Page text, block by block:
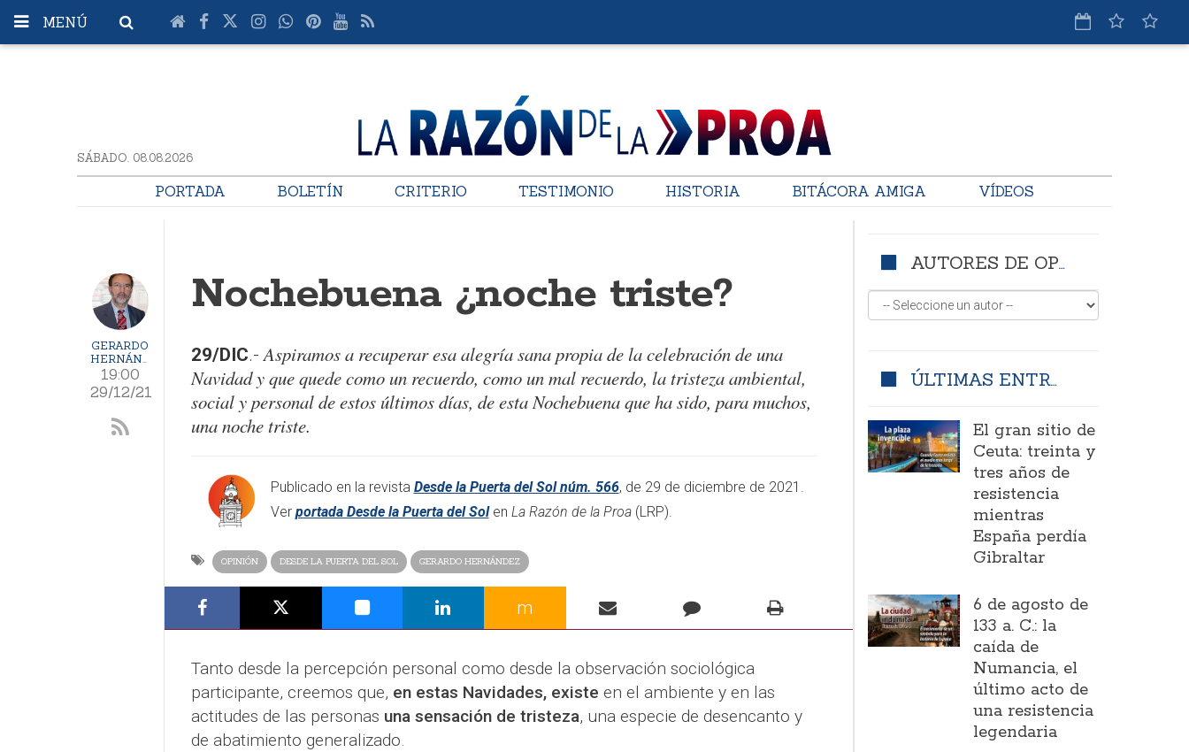
MENÚ
SÁBADO. 08.08.2026
PORTADA BOLETÍN CRITERIO TESTIMONIO HISTORIA BITÁCORA AMIGA VÍDEOS
GERARDO
HERNÁNDEZ
19:00
29/12/21
Nochebuena ¿noche triste?
29/DIC.-Aspiramos a recuperar esa alegría sana propia de la celebración de una
Navidad y que quede como un recuerdo, como un mal recuerdo, la tristeza ambiental,
social y personal de estos últimos días, de esta Nochebuena que ha sido, para muchos,
una noche triste.
Publicado en la revista Desde la Puerta del Sol núm. 566, de 29 de diciembre de 2021.
Ver portada Desde la Puerta del Solen La Razón de la Proa(LRP).
OPINIÓN DESDE LA PUERTA DEL SOL GERARDO HERNÁNDEZ
m
Tanto desde la percepción personal como desde la observación sociológica
participante, creemos que, en estas Navidades, existe en el ambiente y en las
actitudes de las personas una sensación de tristeza, una especie de desencanto y
de abatimiento generalizado.
AUTORES DE OPINIÓN
ÚLTIMAS ENTRADAS
El gran sitio de
Ceuta: treinta y
tres años de
resistencia
mientras
España perdía
Gibraltar
6 de agosto de
133 a. C.: la
caída de
Numancia, el
último acto de
una resistencia
legendaria